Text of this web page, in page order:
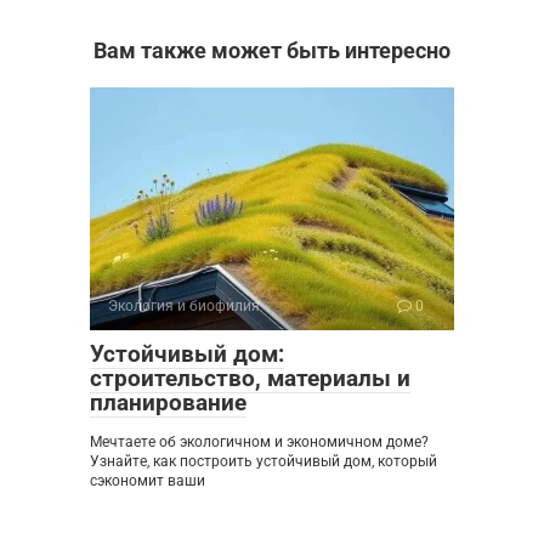
Вам также может быть интересно
Экология и биофилия 0
Устойчивый дом:
строительство, материалы и
планирование
Мечтаете об экологичном и экономичном доме?
Узнайте, как построить устойчивый дом, который
сэкономит ваши